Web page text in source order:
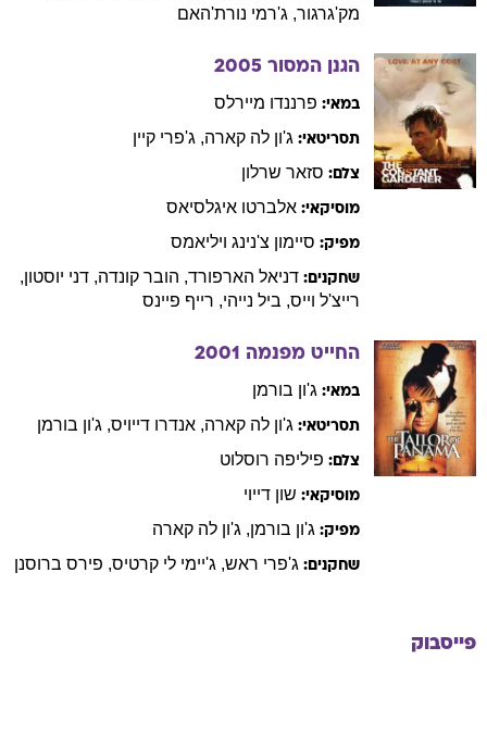
מק'גרגור, ג'רמי נורת'האם
הגנן המסור 2005
במאי: פרננדו מיירלס
תסריטאי: ג'ון לה קארה, ג'פרי קיין
צלם: סזאר שרלון
מוסיקאי: אלברטו איגלסיאס
מפיק: סיימון צ'נינג ויליאמס
שחקנים: דניאל הארפורד, הובר קונדה, דני יוסטון,
רייצ'ל וייס, ביל נייהי, רייף פיינס
החייט מפנמה 2001
במאי: ג'ון בורמן
תסריטאי: ג'ון לה קארה, אנדרו דייויס, ג'ון בורמן
צלם: פיליפה רוסלוט
מוסיקאי: שון דייוי
מפיק: ג'ון בורמן, ג'ון לה קארה
שחקנים: ג'פרי ראש, ג'יימי לי קרטיס, פירס ברוסנן
פייסבוק